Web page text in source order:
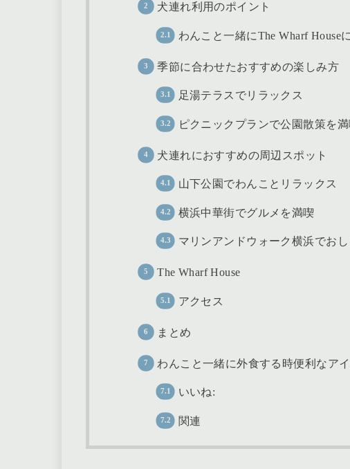
犬連れ利用のポイント
わんこと一緒にThe Wharf House
季節に合わせたおすすめの楽しみ方
足湯テラスでリラックス
ピクニックプランで公園散策を満
犬連れにおすすめの周辺スポット
山下公園でわんことリラックス
横浜中華街でグルメを満喫
マリンアンドウォーク横浜でお
The Wharf House
アクセス
まとめ
わんこと一緒に外食する時便利なア
いいね:
関連